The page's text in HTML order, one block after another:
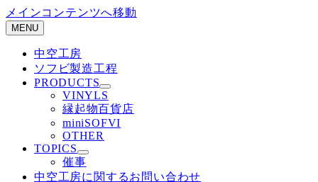
メインコンテンツへ移動
MENU
中空工房
ソフビ製造工程
PRODUCTS
VINYLS
縁起物百貨店
miniSOFVI
OTHER
TOPICS
催事
中空工房に関するお問い合わせ